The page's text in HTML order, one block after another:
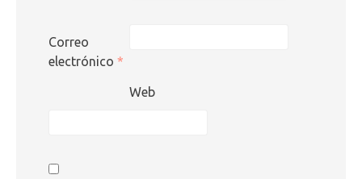
Correo
electrónico *
Web